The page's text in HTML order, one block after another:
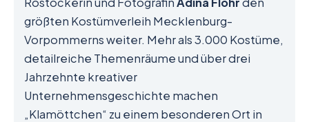
größten Kostümverleih Mecklenburg-
Vorpommerns weiter. Mehr als 3.000 Kostüme,
detailreiche Themenräume und über drei
Jahrzehnte kreativer
Unternehmensgeschichte machen
„Klamöttchen“ zu einem besonderen Ort in